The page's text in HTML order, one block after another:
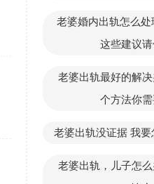
老婆婚内出轨怎么处
这些建议请
老婆出轨最好的解
个方法你需
老婆出轨没证据 我
老婆出轨，儿子怎